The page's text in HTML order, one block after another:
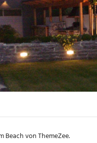
Beach von ThemeZee.